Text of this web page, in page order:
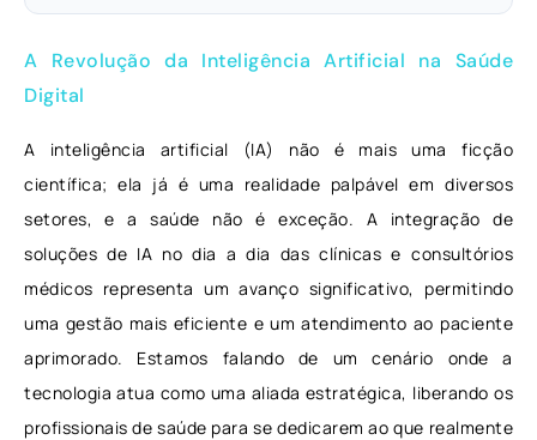
A Revolução da Inteligência Artificial na Saúde
Digital
A inteligência artificial (IA) não é mais uma ficção
científica; ela já é uma realidade palpável em diversos
setores, e a saúde não é exceção. A integração de
soluções de IA no dia a dia das clínicas e consultórios
médicos representa um avanço significativo, permitindo
uma gestão mais eficiente e um atendimento ao paciente
aprimorado. Estamos falando de um cenário onde a
tecnologia atua como uma aliada estratégica, liberando os
profissionais de saúde para se dedicarem ao que realmente